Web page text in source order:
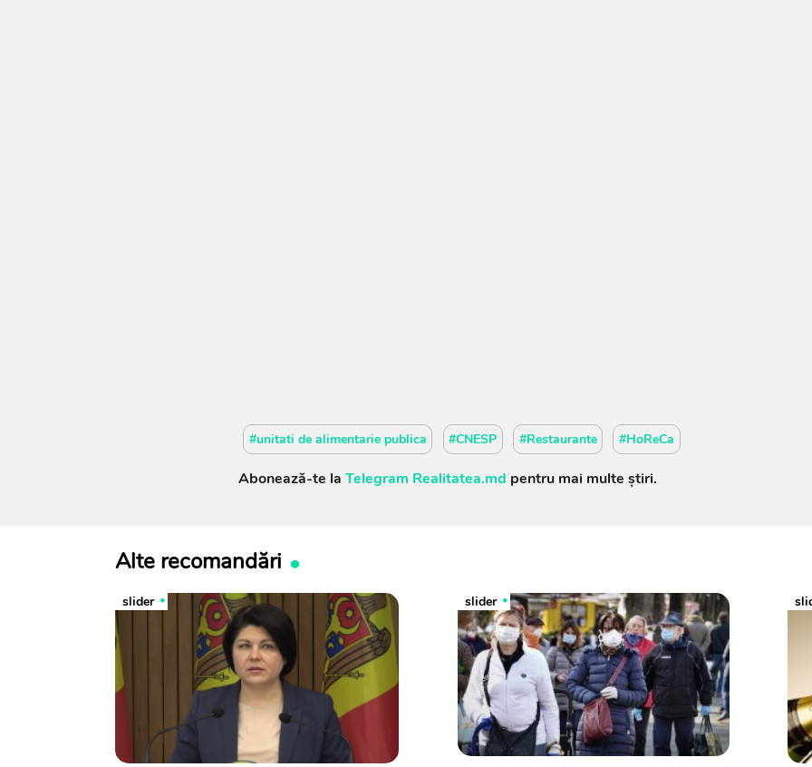
#unitati de alimentarie publica #CNESP #Restaurante #HoReCa
Abonează-te la Telegram Realitatea.md pentru mai multe știri.
Alte recomandări
slider slider